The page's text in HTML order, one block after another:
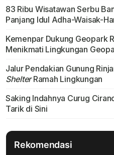
83 Ribu Wisatawan Serbu
Panjang Idul Adha-Waisak-
Kemenpar Dukung Geopark
Menikmati Lingkungan
Jalur Pendakian Gunung
ShelterRamah Lingkungan
Saking Indahnya Curug
Tarik di Sini
Rekomendasi